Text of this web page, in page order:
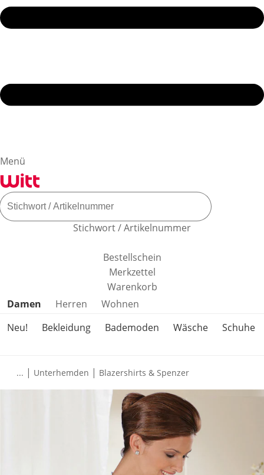
Menü
Stichwort / Artikelnummer
Bestellschein
Merkzettel
Warenkorb
Produktkategorien überspringen
Damen Herren
Wohnen
Neu!
Bekleidung Bademoden Wäsche Schuhe
... | Unterhemden | Blazershirts & Spenzer